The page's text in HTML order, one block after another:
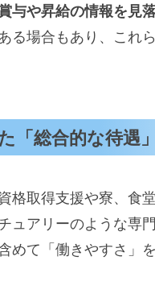
与や昇給の情報を見
る場合もあり、これ
「総合的な待遇
格取得支援や寮、食
ュアリーのような専門
めて「働きやすさ」